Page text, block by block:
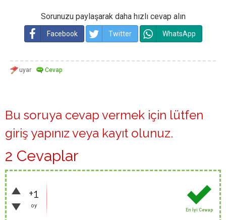
Sorunuzu paylaşarak daha hızlı cevap alın
Facebook Twitter WhatsApp
Bu soruya cevap vermek için lütfen
giriş yapınız veya kayıt olunuz.
2 Cevaplar
+1
oy
En İyi Cevap